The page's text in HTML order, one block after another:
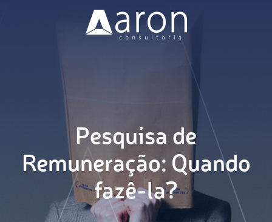
Nossa Missão
Clientes
Blog
Pesquisa de
Remuneração: Quando
fazê-la?